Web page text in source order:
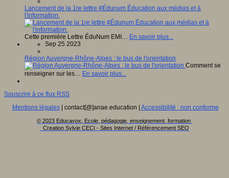
Lancement de la 1re lettre #Édunum Éducation aux médias et à
l'information.
Cette première Lettre ÉduNum EMI… En savoir plus...
Sep 25 2023
Région Auvergne-Rhône-Alpes : le bus de l'orientation
Comment se
renseigner sur les… En savoir plus...
Souscrire à ce flux RSS
Mentions légales| contact[@]anae.education | Accessibilité : non conforme
© 2023 Educavox, Ecole, pédagogie, enseignement, formation
Creation Sylvie CECI - Sites Internet / Référencement SEO